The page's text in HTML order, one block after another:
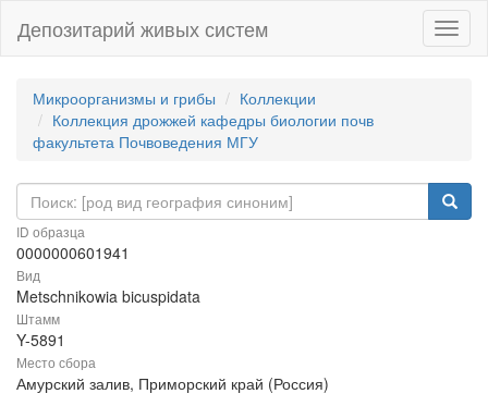
Депозитарий живых систем
Микроорганизмы и грибы
Коллекции
Коллекция дрожжей кафедры биологии почв
факультета Почвоведения МГУ
ID образца
0000000601941
Вид
Metschnikowia bicuspidata
Штамм
Y-5891
Место сбора
Амурский залив, Приморский край (Россия)